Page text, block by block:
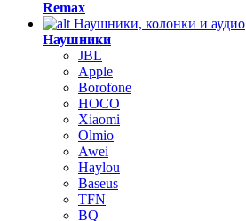
Remax
Наушники, колонки и аудио
Наушники
JBL
Apple
Borofone
HOCO
Xiaomi
Olmio
Awei
Haylou
Baseus
TFN
BQ